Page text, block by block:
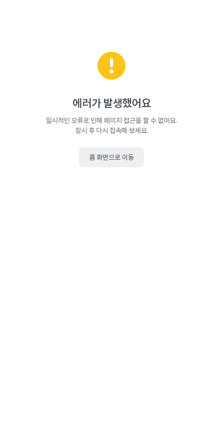
에러가 발생했어요
일시적인 오류로 인해 페이지 접근을 할 수 없어요.
잠시 후 다시 접속해 보세요.
홈 화면으로 이동